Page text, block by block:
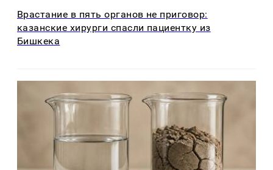
Врастание в пять органов не приговор:
казанские хирурги спасли пациентку из
Бишкека